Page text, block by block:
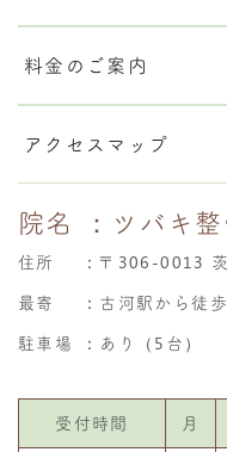
料金のご案内
アクセスマップ
院名 ：ツバキ
住所 ： 〒306-0013
最寄
：古河駅から徒
駐車場
：あり（5台）
受付時間 月